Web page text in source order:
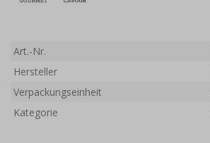
Art.-Nr.
Hersteller
Verpackungseinheit
Kategorie